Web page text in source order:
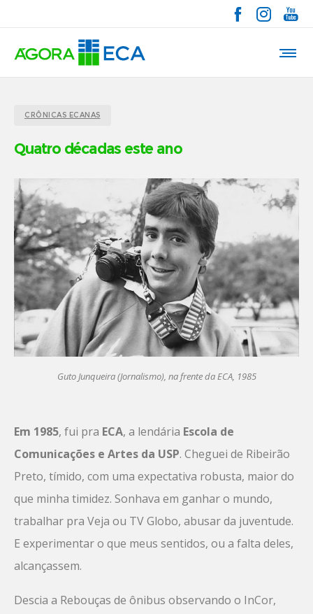
CRÔNICAS ECANAS
Quatro décadas este ano
Guto Junqueira (Jornalismo), na frente da ECA, 1985
Em 1985, fui pra ECA, a lendária Escola de
Comunicações e Artes da USP. Cheguei de Ribeirão
Preto, tímido, com uma expectativa robusta, maior do
que minha timidez. Sonhava em ganhar o mundo,
trabalhar pra Veja ou TV Globo, abusar da juventude.
E experimentar o que meus sentidos, ou a falta deles,
alcançassem.
Descia a Rebouças de ônibus observando o InCor,